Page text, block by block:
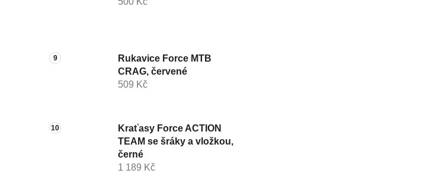
Rukavice Force MTB
CRAG, červené
509 Kč
Kraťasy Force ACTION
TEAM se šráky a vložkou,
černé
1 189 Kč